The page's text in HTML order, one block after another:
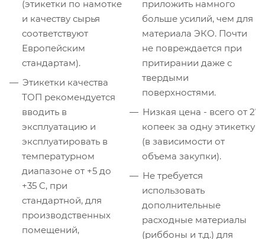
(этикетки по намотке
и качеству сырья
соответствуют
Европейским
стандартам).
Этикетки качества
ТОП рекомендуется
вводить в
эксплуатацию и
эксплуатировать в
температурном
диапазоне от +5 до
+35 C, при
стандартной, для
производственных
помещений,
приложить намного
больше усилий, чем для
материала ЭКО. Почти
не повреждается при
притирании даже с
твердыми
поверхностями.
Низкая цена - всего от 27
копеек за одну этикетку
(в зависимости от
объема закупки).
Не требуется
использовать
дополнительные
расходные материалы
(риббоны и т.д.) для